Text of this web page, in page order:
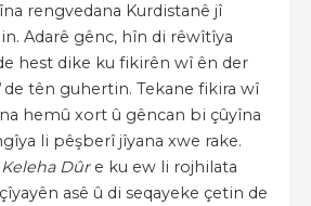
rengvedana Kurdistanê jî
Adarê gênc, hîn di rêwîtîya
hest dike ku fikirên wî ên der
de tên guhertin. Tekane fikira wî
hemû xort û gêncan bi çûyîna
li pêşberî jîyana xwe rake.
Keleha Dûr e ku ew li rojhilata
asê û di seqayeke çetin de